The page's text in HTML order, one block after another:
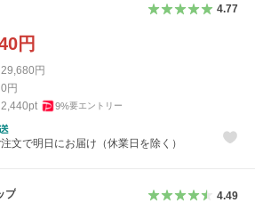
4.77
円
29,680 円
0 円
2,440pt 9%要エントリー
文で明日にお届け（休業日を除く）
プ 4.49